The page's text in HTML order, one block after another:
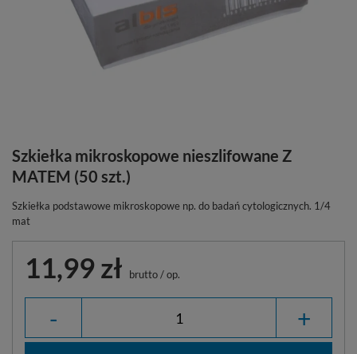
Szkiełka mikroskopowe nieszlifowane Z
MATEM (50 szt.)
Szkiełka podstawowe mikroskopowe np. do badań cytologicznych. 1/4
mat
11,99 zł brutto/op.
- +